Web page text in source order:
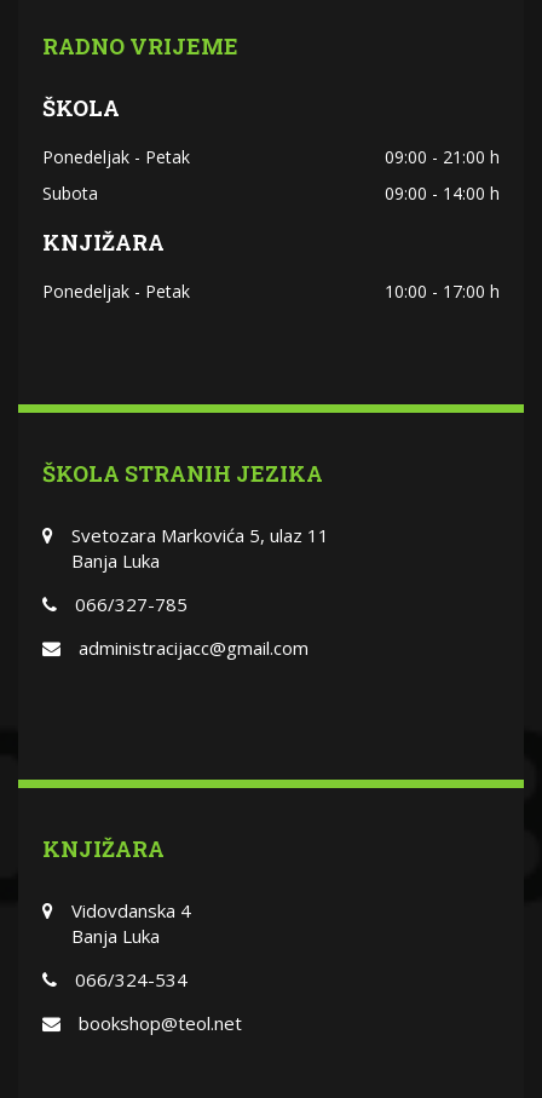
RADNO VRIJEME
ŠKOLA
Ponedeljak - Petak
09:00 - 21:00 h
Subota
09:00 - 14:00 h
KNJIŽARA
Ponedeljak - Petak 10:00 - 17:00 h
ŠKOLA STRANIH JEZIKA
Svetozara Markovića 5, ulaz 11
Banja Luka
066/327-785
administracijacc@gmail.com
KNJIŽARA
Vidovdanska 4
Banja Luka
066/324-534
bookshop@teol.net